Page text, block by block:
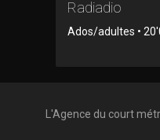
Radiadio
Ados/adultes •
L'Agence du court